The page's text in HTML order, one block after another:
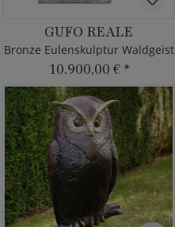
GUFO REALE
Bronze Eulenskulptur Waldgeist
10.900,00 € *